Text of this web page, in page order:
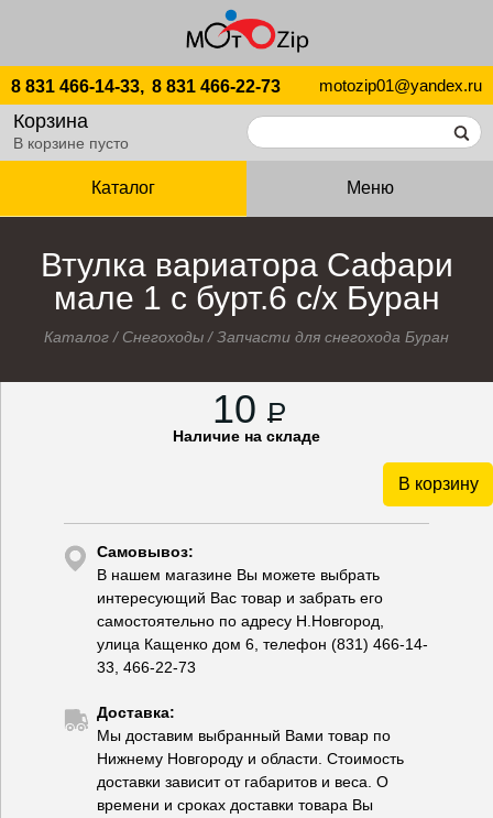
8 831 466-14-33, 8 831 466-22-73 motozip01@yandex.ru
Корзина
В корзине пусто
Каталог Меню
Втулка вариатора Сафари
мале 1 с бурт.6 с/х Буран
Каталог / Снегоходы /Запчасти для снегохода Буран
10 P
Наличие на складе
В корзину
Самовывоз:
В нашем магазине Вы можете выбрать
интересующий Вас товар и забрать его
самостоятельно по адресу Н.Новгород,
улица Кащенко дом 6, телефон (831) 466-14-
33, 466-22-73
Доставка:
Мы доставим выбранный Вами товар по
Нижнему Новгороду и области. Стоимость
доставки зависит от габаритов и веса. О
времени и сроках доставки товара Вы